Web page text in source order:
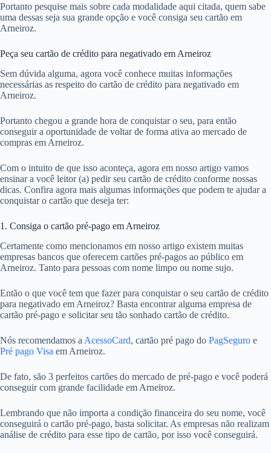
Portanto pesquise mais sobre cada modalidade aqui citada, quem sabe
uma dessas seja sua grande opção e você consiga seu cartão em
Arneiroz.
Peça seu cartão de crédito para negativado em Arneiroz
Sem dúvida alguma, agora você conhece muitas informações
necessárias as respeito do cartão de crédito para negativado em
Arneiroz.
Portanto chegou a grande hora de conquistar o seu, para então
conseguir a oportunidade de voltar de forma ativa ao mercado de
compras em Arneiroz.
Com o intuito de que isso aconteça, agora em nosso artigo vamos
ensinar a você leitor (a) pedir seu cartão de crédito conforme nossas
dicas. Confira agora mais algumas informações que podem te ajudar a
conquistar o cartão que deseja ter:
1. Consiga o cartão pré-pago em Arneiroz
Certamente como mencionamos em nosso artigo existem muitas
empresas bancos que oferecem cartões pré-pagos ao público em
Arneiroz. Tanto para pessoas com nome limpo ou nome sujo.
Então o que você tem que fazer para conquistar o seu cartão de crédito
para negativado em Arneiroz? Basta encontrar alguma empresa de
cartão pré-pago e solicitar seu tão sonhado cartão de crédito.
Nós recomendamos a AcessoCard, cartão pré pago do PagSeguro e
Pré pago Visa em Arneiroz.
De fato, são 3 perfeitos cartões do mercado de pré-pago e você poderá
conseguir com grande facilidade em Arneiroz.
Lembrando que não importa a condição financeira do seu nome, você
conseguirá o cartão pré-pago, basta solicitar. As empresas não realizam
análise de crédito para esse tipo de cartão, por isso você conseguirá.